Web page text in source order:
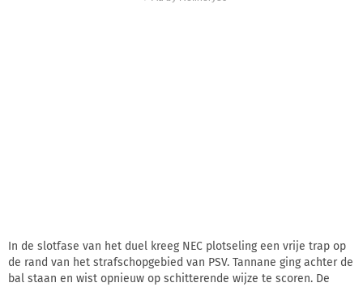
In de slotfase van het duel kreeg NEC plotseling een vrije trap op
de rand van het strafschopgebied van PSV. Tannane ging achter de
bal staan en wist opnieuw op schitterende wijze te scoren. De